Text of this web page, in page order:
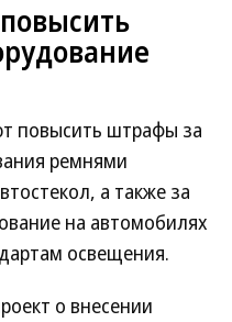
повысить штрафы за
ремнями
а также за
на автомобилях
освещения.
о внесении